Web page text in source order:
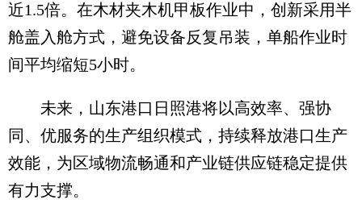
近1.5倍。在木材夹木机甲板作业中，创新采用半
舱盖入舱方式，避免设备反复吊装，单船作业时
间平均缩短5小时。
未来，山东港口日照港将以高效率、强协
同、优服务的生产组织模式，持续释放港口生产
效能，为区域物流畅通和产业链供应链稳定提供
有力支撑。